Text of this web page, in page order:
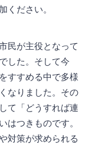
ください。
民が主役となって
した。そして今
すすめる中で多様
なりました。その
て「どうすれば連
はつきものです。
対策が求められる